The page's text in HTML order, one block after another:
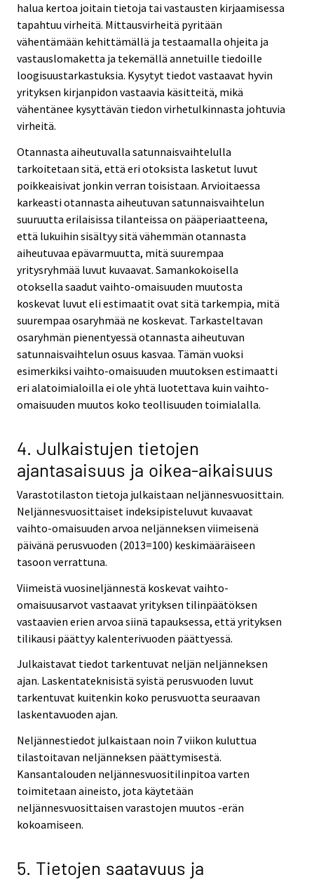
halua kertoa joitain tietoja tai vastausten kirjaamisessa
tapahtuu virheitä. Mittausvirheitä pyritään
vähentämään kehittämällä ja testaamalla ohjeita ja
vastauslomaketta ja tekemällä annetuille tiedoille
loogisuustarkastuksia. Kysytyt tiedot vastaavat hyvin
yrityksen kirjanpidon vastaavia käsitteitä, mikä
vähentänee kysyttävän tiedon virhetulkinnasta johtuvia
virheitä.
Otannasta aiheutuvalla satunnaisvaihtelulla
tarkoitetaan sitä, että eri otoksista lasketut luvut
poikkeaisivat jonkin verran toisistaan. Arvioitaessa
karkeasti otannasta aiheutuvan satunnaisvaihtelun
suuruutta erilaisissa tilanteissa on pääperiaatteena,
että lukuihin sisältyy sitä vähemmän otannasta
aiheutuvaa epävarmuutta, mitä suurempaa
yritysryhmää luvut kuvaavat. Samankokoisella
otoksella saadut vaihto-omaisuuden muutosta
koskevat luvut eli estimaatit ovat sitä tarkempia, mitä
suurempaa osaryhmää ne koskevat. Tarkasteltavan
osaryhmän pienentyessä otannasta aiheutuvan
satunnaisvaihtelun osuus kasvaa. Tämän vuoksi
esimerkiksi vaihto-omaisuuden muutoksen estimaatti
eri alatoimialoilla ei ole yhtä luotettava kuin vaihto-
omaisuuden muutos koko teollisuuden toimialalla.
4. Julkaistujen tietojen
ajantasaisuus ja oikea-aikaisuus
Varastotilaston tietoja julkaistaan neljännesvuosittain.
Neljännesvuosittaiset indeksipisteluvut kuvaavat
vaihto-omaisuuden arvoa neljänneksen viimeisenä
päivänä perusvuoden (2013=100) keskimääräiseen
tasoon verrattuna.
Viimeistä vuosineljännestä koskevat vaihto-
omaisuusarvot vastaavat yrityksen tilinpäätöksen
vastaavien erien arvoa siinä tapauksessa, että yrityksen
tilikausi päättyy kalenterivuoden päättyessä.
Julkaistavat tiedot tarkentuvat neljän neljänneksen
ajan. Laskentateknisistä syistä perusvuoden luvut
tarkentuvat kuitenkin koko perusvuotta seuraavan
laskentavuoden ajan.
Neljännestiedot julkaistaan noin 7 viikon kuluttua
tilastoitavan neljänneksen päättymisestä.
Kansantalouden neljännesvuositilinpitoa varten
toimitetaan aineisto, jota käytetään
neljännesvuosittaisen varastojen muutos -erän
kokoamiseen.
5. Tietojen saatavuus ja